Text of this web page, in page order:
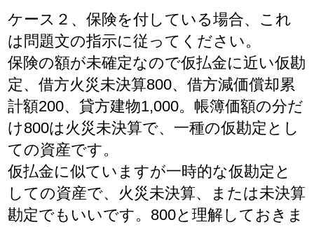
ケース２、保険を付している場合、これ
は問題文の指示に従ってください。
保険の額が未確定なので仮払金に近い仮勘
定、借方火災未決算800、借方減価償却累
計額200、貸方建物1,000。帳簿価額の分だ
け800は火災未決算で、一種の仮勘定とし
ての資産です。
仮払金に似ていますが一時的な仮勘定と
しての資産で、火災未決算、または未決算
勘定でもいいです。800と理解しておきま